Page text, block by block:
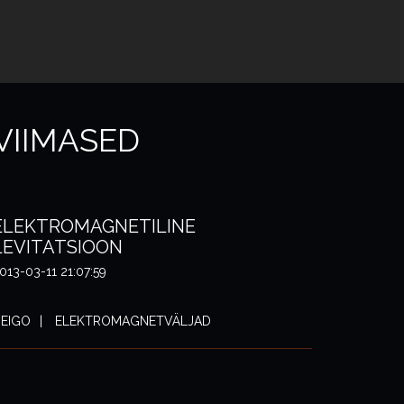
03-11 21:07:59
ELEKTROMAGNETVÄLJAD